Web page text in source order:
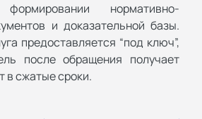
формировании нормативно-
и доказательной базы.
предоставляется “под ключ”,
после обращения получает
в сжатые сроки.